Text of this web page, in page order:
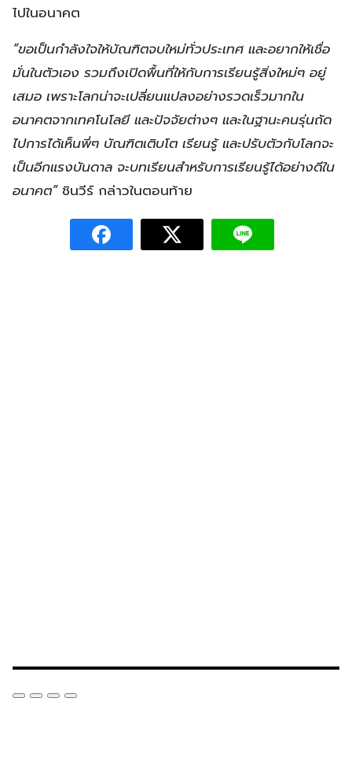
ไปในอนาคต
“ขอเป็นกำลังใจให้บัณฑิตจบใหม่ทั่วประเทศ และอยากให้เชื่อ
มั่นในตัวเอง รวมถึงเปิดพื้นที่ให้กับการเรียนรู้สิ่งใหม่ๆ อยู่
เสมอ เพราะโลกน่าจะเปลี่ยนแปลงอย่างรวดเร็วมากใน
อนาคตจากเทคโนโลยี และปัจจัยต่างๆ และในฐานะคนรุ่นถัด
ไปการได้เห็นพี่ๆ บัณฑิตเติบโต เรียนรู้ และปรับตัวกับโลกจะ
เป็นอีกแรงบันดาล จะบทเรียนสำหรับการเรียนรู้ได้อย่างดีใน
อนาคต”ชินวีร์ กล่าวในตอนท้าย